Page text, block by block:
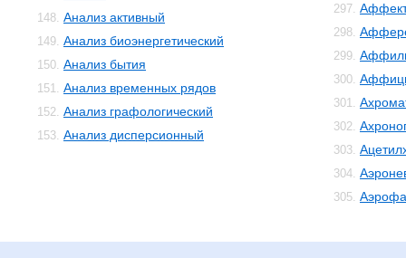
148. Анализ активный
149. Анализ биоэнергетический
150. Анализ бытия
151. Анализ временных рядов
152. Анализ графологический
153. Анализ дисперсионный
297.
298.
299.
300.
301.
302.
303.
304.
305.